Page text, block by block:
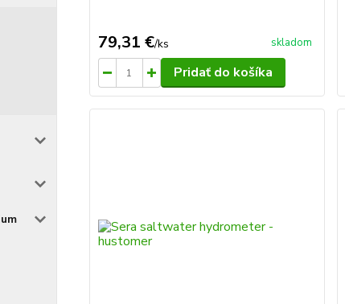
79,31 €/ks skladom
Pridať do košíka